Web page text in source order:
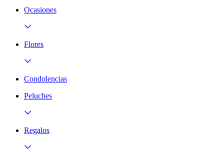
Ocasiones
Flores
Condolencias
Peluches
Regalos